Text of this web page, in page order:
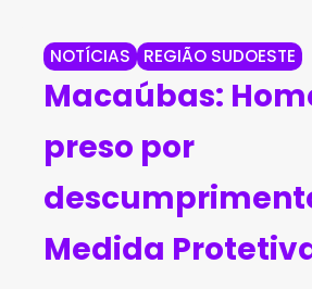
NOTÍCIAS REGIÃO SUDOESTE
Macaúbas:
preso por
Medida